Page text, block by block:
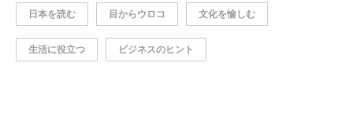
日本を読む 目からウロコ 文化を愉しむ
生活に役立つ ビジネスのヒント